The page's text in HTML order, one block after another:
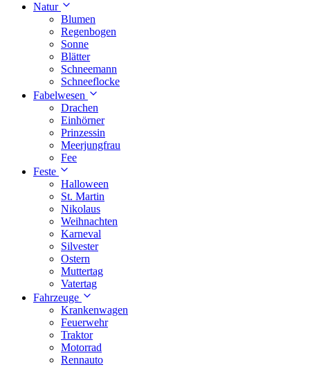
Natur
Blumen
Regenbogen
Sonne
Blätter
Schneemann
Schneeflocke
Fabelwesen
Drachen
Einhörner
Prinzessin
Meerjungfrau
Fee
Feste
Halloween
St. Martin
Nikolaus
Weihnachten
Karneval
Silvester
Ostern
Muttertag
Vatertag
Fahrzeuge
Krankenwagen
Feuerwehr
Traktor
Motorrad
Rennauto